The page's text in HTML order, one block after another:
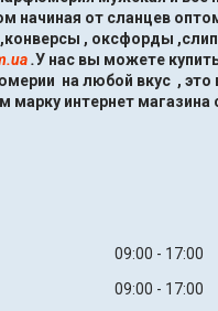
от сланцев
, оксфорды
.У нас вы можете
на любой вкус ,
интернет
09:00
17:00
09:00
17:00